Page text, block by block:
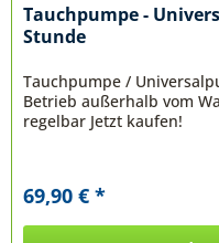
Tauchpumpe -
Stunde
Tauchpumpe /
Betrieb außerhalb vom
regelbar Jetzt kaufen!
69,90 € *